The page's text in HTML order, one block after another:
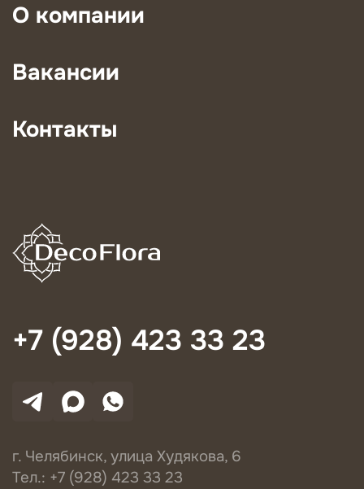
О компании
Вакансии
Контакты
+7 (928) 423 33 23
г. Челябинск, улица Худякова, 6
Тел.: +7 (928) 423 33 23